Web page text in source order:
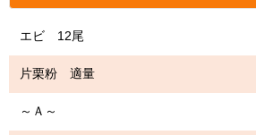
エビ 12尾
片栗粉 適量
～Ａ～